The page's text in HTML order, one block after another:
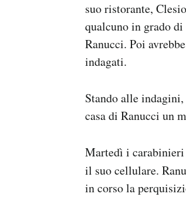
suo ristorante,
qualcuno in grado
Ranucci. Poi
indagati.
Stando alle
casa di Ranucci un
Martedì i carabinieri
il suo cellulare.
in corso la